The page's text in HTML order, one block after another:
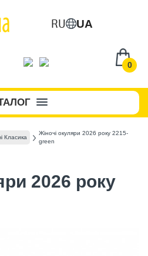
RU UA
0
Класика
Жіночі окуляри 2026 року 2215-
green
2026 року